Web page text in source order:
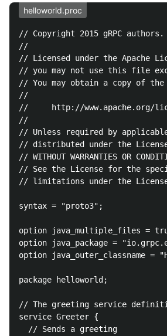
helloworld.proc
// Copyright 2015 gRPC authors.
//
// Licensed under the Apache
// you may not use this file
// You may obtain a copy of the
//
//     http://www.apache.org/
//
// Unless required by
// distributed under the
// WITHOUT WARRANTIES OR
// See the License for the
// limitations under the
syntax = "proto3";
option java_multiple_files =
option java_package =
option java_outer_classname =
package helloworld;
// The greeting service
service Greeter {
  // Sends a greeting